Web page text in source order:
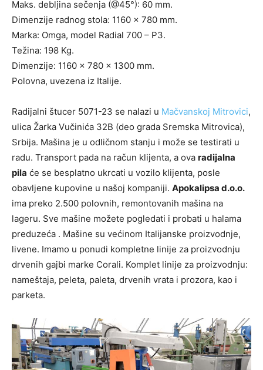
Maks. debljina sečenja (@45°): 60 mm.
Dimenzije radnog stola: 1160 x 780 mm.
Marka: Omga, model Radial 700 – P3.
Težina: 198 Kg.
Dimenzije: 1160 x 780 x 1300 mm.
Polovna, uvezena iz Italije.
Radijalni štucer 5071-23 se nalazi u Mačvanskoj Mitrovici,
ulica Žarka Vučinića 32B (deo grada Sremska Mitrovica),
Srbija. Mašina je u odličnom stanju i može se testirati u
radu. Transport pada na račun klijenta, a ova radijalna
pila će se besplatno ukrcati u vozilo klijenta, posle
obavljene kupovine u našoj kompaniji. Apokalipsa d.o.o.
ima preko 2.500 polovnih, remontovanih mašina na
lageru. Sve mašine možete pogledati i probati u halama
preduzeća . Mašine su većinom Italijanske proizvodnje,
livene. Imamo u ponudi kompletne linije za proizvodnju
drvenih gajbi marke Corali. Komplet linije za proizvodnju:
nameštaja, peleta, paleta, drvenih vrata i prozora, kao i
parketa.